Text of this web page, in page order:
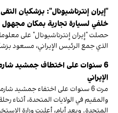
"إيران إنترناشيونال": بزشكيان
خلفي لسيارة تجارية بمكان مجهول
حصلت "إيران إنترناشيونال" على
الذي جمع الرئيس الإيراني، مسعود
6 سنوات على اختطاف جمشيد
الإيراني
مرت 6 سنوات على اختفاء جمشيد
والمقيم في الولايات المتحدة، أثناء
المتحدة. وبعد أيام، أعلنت وزارة